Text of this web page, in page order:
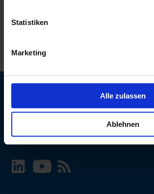
Statistiken
Marketing
Alle zulassen
Ablehnen
SCHURTER Webseite und Sprache wählen
INTERNATIONAL - Deutsch